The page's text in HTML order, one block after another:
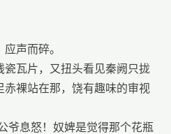
声而碎。
瓷瓦片，又扭头看见秦阙只拢
赤裸站在那，饶有趣味的审视
爷息怒！奴婢是觉得那个花瓶